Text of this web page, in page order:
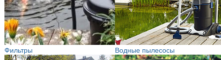
Фильтры Водные пылесосы